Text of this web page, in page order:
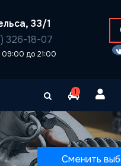
33/1
326-18-07
09:00 до 21:00
1
Сменить